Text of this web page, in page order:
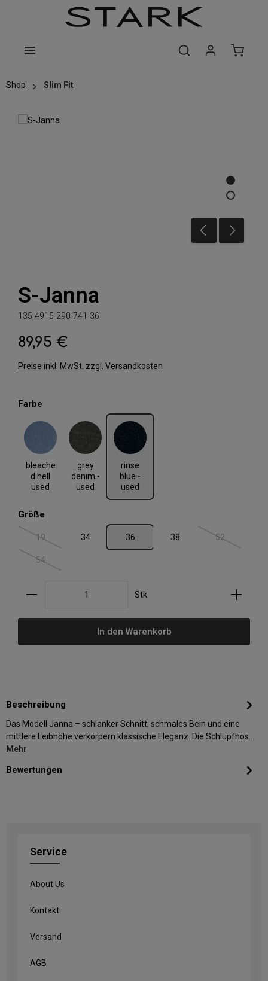
Zum Hauptinhalt springen
Shop Slim Fit
S-Janna
135-4915-290-741-36
Regulärer Preis:
89,95 €
Preise inkl. MwSt. zzgl. Versandkosten
Farbe
bleache
d hell
used
bleached hell used
grey
denim -
used
grey denim - used
rinse
blue -
used
rinse blue - used
Größe
19(Diese Option ist zurzeit nicht verfügbar.)
34 36 38 52(Diese Option
54(Diese Option ist zurzeit nicht verfügbar.)
Produkt Anzahl: Gib den gewünschten Wert ein
Stk
In den Warenkorb
Beschreibung
Das Modell Janna – schlanker Schnitt, schmales Bein und eine
mittlere Leibhöhe verkörpern klassische Eleganz. Die Schlupfhos…
Mehr
Bewertungen
Service
About Us
Kontakt
Versand
AGB